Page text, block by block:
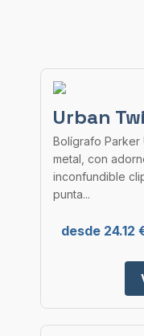
Urban
Bolígrafo Parker
metal, con
inconfundible
punta...
desde 24.12